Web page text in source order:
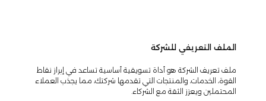
الملف التعريفي للشركة
ملف تعريف الشركة هو أداة تسويقية أساسية تساعد في إبراز نقاط
القوة، الخدمات، والمنتجات التي تقدمها شركتك، مما يجذب العملاء
المحتملين ويعزز الثقة مع الشركاء.